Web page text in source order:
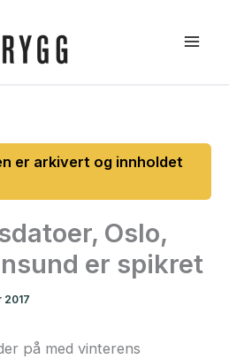
Oslo,
er spikret
2017
på med vinterens